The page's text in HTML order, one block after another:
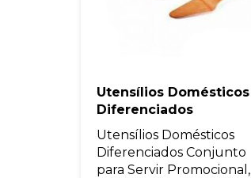
Utensílios Domésticos
Diferenciados
Utensílios Domésticos
Diferenciados Conjunto
para Servir Promocional,